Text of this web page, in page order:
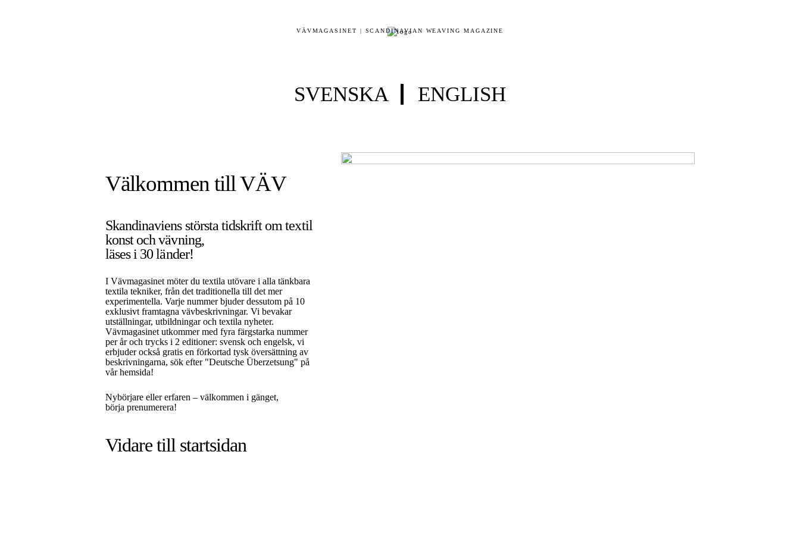
VÄVMAGASINET | SCANDINAVIAN WEAVING MAGAZINE
SVENSKA ENGLISH
Välkommen till VÄV
Skandinaviens största tidskrift om textil
konst och vävning,
läses i 30 länder!
I Vävmagasinet möter du textila utövare i alla tänkbara
textila tekniker, från det traditionella till det mer
experimentella. Varje nummer bjuder dessutom på 10
exklusivt framtagna vävbeskrivningar. Vi bevakar
utställningar, utbildningar och textila nyheter.
Vävmagasinet utkommer med fyra färgstarka nummer
per år och trycks i 2 editioner: svensk och engelsk, vi
erbjuder också gratis en förkortad tysk översättning av
beskrivningarna, sök efter "Deutsche Überzetsung" på
vår hemsida!
Nybörjare eller erfaren – välkommen i gänget,
börja prenumerera!
Vidare till startsidan